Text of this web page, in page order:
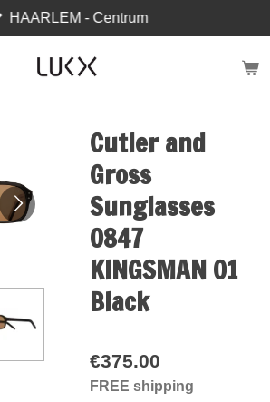
HAARLEM - Centrum
Cutler and
Gross
Sunglasses
0847
KINGSMAN 01
Black
€375.00
FREE shipping